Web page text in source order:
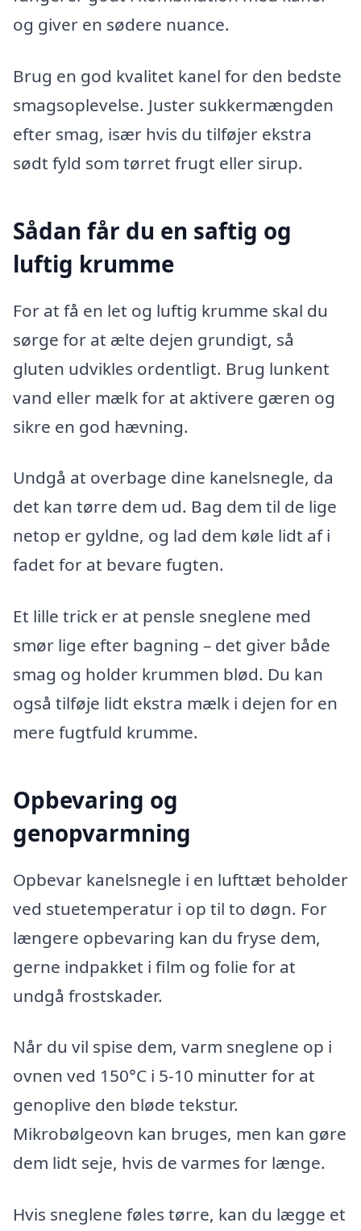
og giver en sødere nuance.
Brug en god kvalitet kanel for den bedste
smagsoplevelse. Juster sukkermængden
efter smag, især hvis du tilføjer ekstra
sødt fyld som tørret frugt eller sirup.
Sådan får du en saftig og
luftig krumme
For at få en let og luftig krumme skal du
sørge for at ælte dejen grundigt, så
gluten udvikles ordentligt. Brug lunkent
vand eller mælk for at aktivere gæren og
sikre en god hævning.
Undgå at overbage dine kanelsnegle, da
det kan tørre dem ud. Bag dem til de lige
netop er gyldne, og lad dem køle lidt af i
fadet for at bevare fugten.
Et lille trick er at pensle sneglene med
smør lige efter bagning – det giver både
smag og holder krummen blød. Du kan
også tilføje lidt ekstra mælk i dejen for en
mere fugtfuld krumme.
Opbevaring og
genopvarmning
Opbevar kanelsnegle i en lufttæt beholder
ved stuetemperatur i op til to døgn. For
længere opbevaring kan du fryse dem,
gerne indpakket i film og folie for at
undgå frostskader.
Når du vil spise dem, varm sneglene op i
ovnen ved 150°C i 5-10 minutter for at
genoplive den bløde tekstur.
Mikrobølgeovn kan bruges, men kan gøre
dem lidt seje, hvis de varmes for længe.
Hvis sneglene føles tørre, kan du lægge et